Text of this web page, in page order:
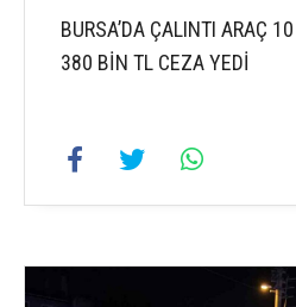
BURSA’DA ÇALINTI ARAÇ
380 BİN TL CEZA YEDİ